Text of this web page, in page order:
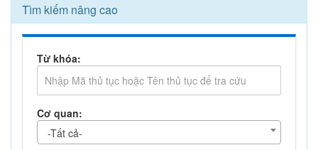
Tìm kiếm nâng cao
Từ khóa:
Cơ quan:
-Tất cả-